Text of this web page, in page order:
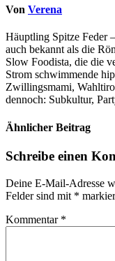
Von Verena
Häuptling Spitze Feder
auch bekannt als die
Slow Foodista, die die
Strom schwimmende
Zwillingsmami,
dennoch: Subkultur,
Ähnlicher Beitrag
Schreibe einen
Deine E-Mail-Adresse
Felder sind mit *
Kommentar *